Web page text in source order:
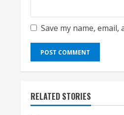
Save my name,
RELATED STORIES